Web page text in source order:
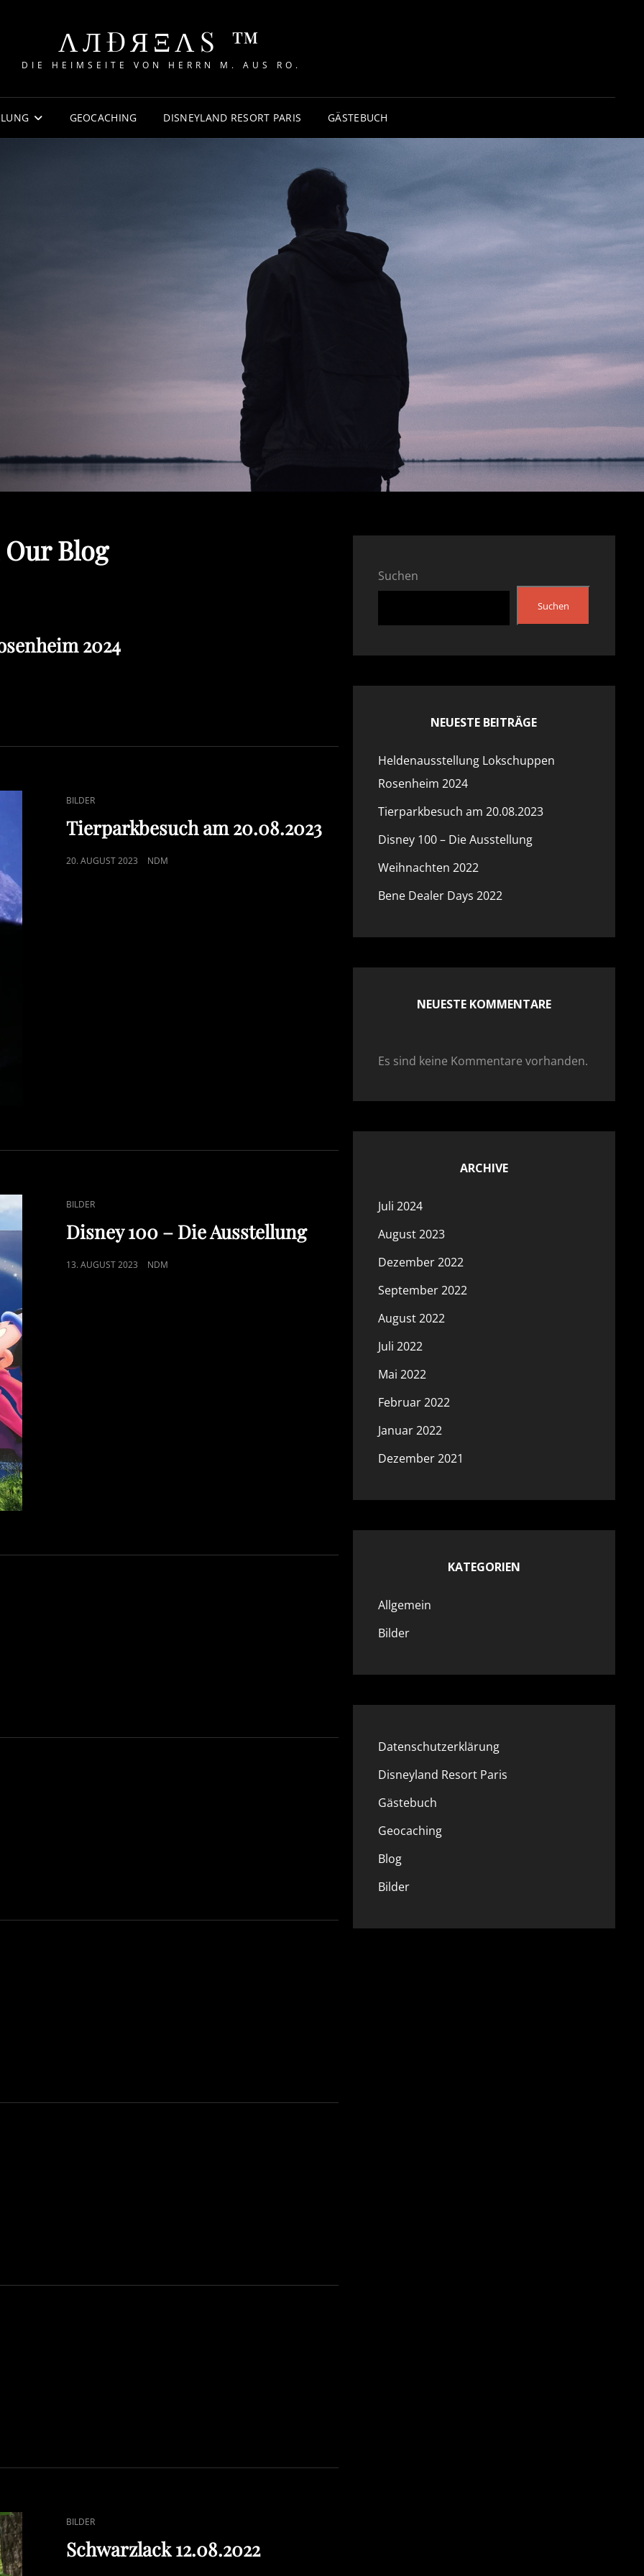
ΛЛÐЯΞΛS ™
DIE HEIMSEITE VON HERRN M. AUS RO.
GEOCACHING DISNEYLAND RESORT PARIS GÄSTEBUCH
Blog
2024
CAT
LINKS
BILDER
Tierparkbesuch am 20.08.2023
POSTED
20. AUGUST 2023 NDM
CAT
LINKS
BILDER
Disney 100 – Die Ausstellung
POSTED
13. AUGUST 2023 NDM
CAT
LINKS
BILDER
Schwarzlack 12.08.2022
Suchen
Suchen
NEUESTE BEITRÄGE
Heldenausstellung Lokschuppen
Rosenheim 2024
Tierparkbesuch am 20.08.2023
Disney 100 – Die Ausstellung
Weihnachten 2022
Bene Dealer Days 2022
NEUESTE KOMMENTARE
Es sind keine Kommentare vorhanden.
ARCHIVE
Juli 2024
August 2023
Dezember 2022
September 2022
August 2022
Juli 2022
Mai 2022
Februar 2022
Januar 2022
Dezember 2021
KATEGORIEN
Allgemein
Bilder
Datenschutzerklärung
Disneyland Resort Paris
Gästebuch
Geocaching
Blog
Bilder